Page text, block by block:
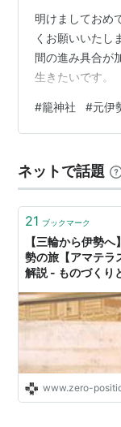
明けましておめ
くお願いいたし
間の進み具合が
生きたいです。
#籠神社 #元伊
ネットで話題
21 ブックマーク
【三輪から伊勢
勢の旅【アマテラ
解説 - ものづくり
www.zero-